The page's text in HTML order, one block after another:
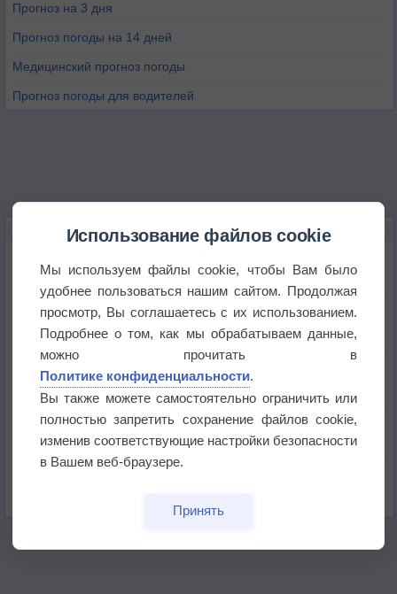
Прогноз на 3 дня
Прогноз погоды на 14 дней
Медицинский прогноз погоды
Прогноз погоды для водителей
НОВОЕ О ПОГОДЕ
Приложение построит маршрут через тень
Атмосфера начала замерзать
В Приморье обнаружены морские волны тепла
Изменение климата повлияло на ареал обитания
Использование файлов cookie
Мы используем файлы cookie, чтобы Вам было
удобнее пользоваться нашим сайтом. Продолжая
просмотр, Вы соглашаетесь с их использованием.
Подробнее о том, как мы обрабатываем данные,
можно прочитать в
Политике конфиденциальности.
Вы также можете самостоятельно ограничить или
полностью запретить сохранение файлов cookie,
изменив соответствующие настройки безопасности
в Вашем веб-браузере.
Принять